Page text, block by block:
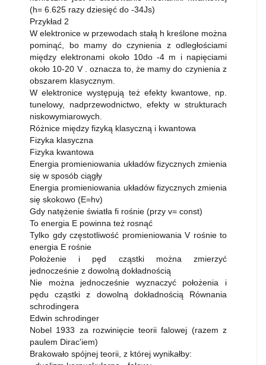
(h= 6.625 razy dziesięć do -34Js)
Przykład 2
W elektronice w przewodach stałą h kreślone można
pominąć, bo mamy do czynienia z odległościami
między elektronami około 10do -4 m i napięciami
około 10-20 V . oznacza to, że mamy do czynienia z
obszarem klasycznym.
W elektronice występują też efekty kwantowe, np.
tunelowy, nadprzewodnictwo, efekty w strukturach
niskowymiarowych.
Różnice między fizyką klasyczną i kwantowa
Fizyka klasyczna
Fizyka kwantowa
Energia promieniowania układów fizycznych zmienia
się w sposób ciągły
Energia promieniowania układów fizycznych zmienia
się skokowo (E=hv)
Gdy natężenie światła fi rośnie (przy v= const)
To energia E powinna też rosnąć
Tylko gdy częstotliwość promieniowania V rośnie to
energia E rośnie
Położenie i pęd cząstki można zmierzyć
jednocześnie z dowolną dokładnością
Nie można jednocześnie wyznaczyć położenia i
pędu cząstki z dowolną dokładnością Równania
schrodingera
Edwin schrodinger
Nobel 1933 za rozwinięcie teorii falowej (razem z
paulem Dirac'iem)
Brakowało spójnej teorii, z której wynikałby: